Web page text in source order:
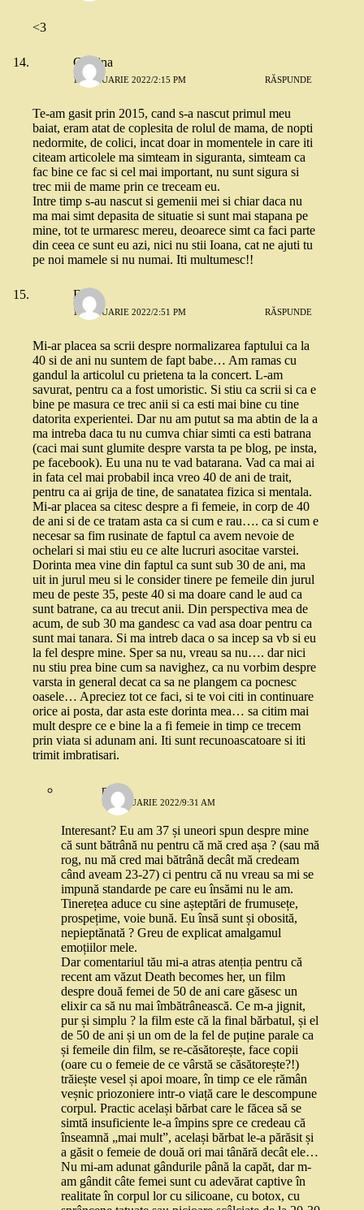
<3
Cristina
11 IANUARIE 2022/2:15 PM RĂSPUNDE
Te-am gasit prin 2015, cand s-a nascut primul meu
baiat, eram atat de coplesita de rolul de mama, de nopti
nedormite, de colici, incat doar in momentele in care iti
citeam articolele ma simteam in siguranta, simteam ca
fac bine ce fac si cel mai important, nu sunt sigura si
trec mii de mame prin ce treceam eu.
Intre timp s-au nascut si gemenii mei si chiar daca nu
ma mai simt depasita de situatie si sunt mai stapana pe
mine, tot te urmaresc mereu, deoarece simt ca faci parte
din ceea ce sunt eu azi, nici nu stii Ioana, cat ne ajuti tu
pe noi mamele si nu numai. Iti multumesc!!
Eliza
11 IANUARIE 2022/2:51 PM RĂSPUNDE
Mi-ar placea sa scrii despre normalizarea faptului ca la
40 si de ani nu suntem de fapt babe… Am ramas cu
gandul la articolul cu prietena ta la concert. L-am
savurat, pentru ca a fost umoristic. Si stiu ca scrii si ca e
bine pe masura ce trec anii si ca esti mai bine cu tine
datorita experientei. Dar nu am putut sa ma abtin de la a
ma intreba daca tu nu cumva chiar simti ca esti batrana
(caci mai sunt glumite despre varsta ta pe blog, pe insta,
pe facebook). Eu una nu te vad batarana. Vad ca mai ai
in fata cel mai probabil inca vreo 40 de ani de trait,
pentru ca ai grija de tine, de sanatatea fizica si mentala.
Mi-ar placea sa citesc despre a fi femeie, in corp de 40
de ani si de ce tratam asta ca si cum e rau…. ca si cum e
necesar sa fim rusinate de faptul ca avem nevoie de
ochelari si mai stiu eu ce alte lucruri asocitae varstei.
Dorinta mea vine din faptul ca sunt sub 30 de ani, ma
uit in jurul meu si le consider tinere pe femeile din jurul
meu de peste 35, peste 40 si ma doare cand le aud ca
sunt batrane, ca au trecut anii. Din perspectiva mea de
acum, de sub 30 ma gandesc ca vad asa doar pentru ca
sunt mai tanara. Si ma intreb daca o sa incep sa vb si eu
la fel despre mine. Sper sa nu, vreau sa nu…. dar nici
nu stiu prea bine cum sa navighez, ca nu vorbim despre
varsta in general decat ca sa ne plangem ca pocnesc
oasele… Apreciez tot ce faci, si te voi citi in continuare
orice ai posta, dar asta este dorinta mea… sa citim mai
mult despre ce e bine la a fi femeie in timp ce trecem
prin viata si adunam ani. Iti sunt recunoascatoare si iti
trimit imbratisari.
m
12 IANUARIE 2022/9:31 AM
Interesant? Eu am 37 și uneori spun despre mine
că sunt bătrână nu pentru că mă cred așa ? (sau mă
rog, nu mă cred mai bătrână decât mă credeam
când aveam 23-27) ci pentru că nu vreau sa mi se
impună standarde pe care eu însămi nu le am.
Tinerețea aduce cu sine așteptări de frumusețe,
prospețime, voie bună. Eu însă sunt și obosită,
nepieptănată ? Greu de explicat amalgamul
emoțiilor mele.
Dar comentariul tău mi-a atras atenția pentru că
recent am văzut Death becomes her, un film
despre două femei de 50 de ani care găsesc un
elixir ca să nu mai îmbătrânească. Ce m-a jignit,
pur și simplu ? la film este că la final bărbatul, și el
de 50 de ani și un om de la fel de puține parale ca
și femeile din film, se re-căsătorește, face copii
(oare cu o femeie de ce vârstă se căsătorește?!)
trăiește vesel și apoi moare, în timp ce ele rămân
veșnic priozoniere intr-o viață care le descompune
corpul. Practic același bărbat care le făcea să se
simtă insuficiente le-a împins spre ce credeau că
înseamnă „mai mult”, același bărbat le-a părăsit și
a găsit o femeie de două ori mai tânără decât ele…
Nu mi-am adunat gândurile până la capăt, dar m-
am gândit câte femei sunt cu adevărat captive în
realitate în corpul lor cu silicoane, cu botox, cu